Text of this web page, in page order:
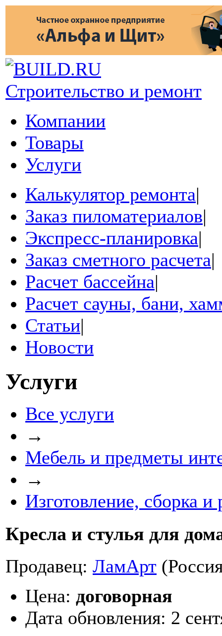
Строительство и ремонт
Компании
Товары
Услуги
Калькулятор ремонта|
Заказ пиломатериалов|
Экспресс-планировка|
Заказ сметного расчета|
Расчет бассейна|
Расчет сауны, бани,
Статьи|
Новости
Услуги
Все услуги
→
Мебель и предметы
→
Изготовление, сборка
Кресла и стулья для
Продавец: ЛамАрт
Цена: договорная
Дата обновления: 2